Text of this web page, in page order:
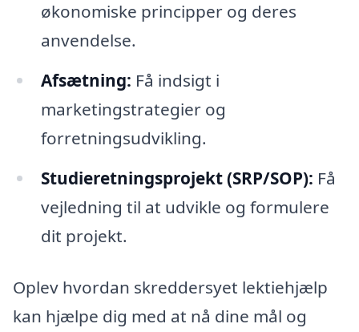
økonomiske principper og deres
anvendelse.
Afsætning: Få indsigt i
marketingstrategier og
forretningsudvikling.
Studieretningsprojekt (SRP/SOP): Få
vejledning til at udvikle og formulere
dit projekt.
Oplev hvordan skreddersyet lektiehjælp
kan hjælpe dig med at nå dine mål og